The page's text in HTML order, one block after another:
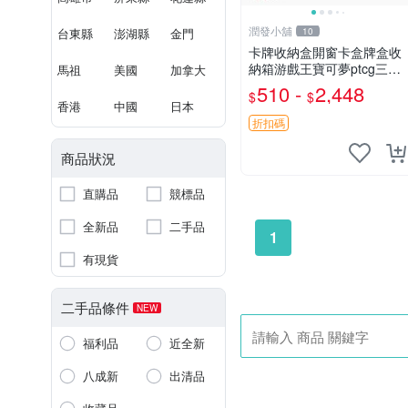
台東縣 澎湖縣 金門
馬祖 美國 加拿大
香港 中國 日本
商品狀況
直購品
競標品
全新品
二手品
有現貨
二手品條件 NEW
福利品
近全新
八成新
出清品
潤發小舖 10
卡牌收納盒開窗卡盒牌盒收
納箱游戲王寶可夢ptcg三國
殺海賊王dtcg
$510 - $2,448
折扣碼
1